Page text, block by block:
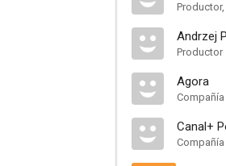
Andrzej
Productor
Agora
Canal+